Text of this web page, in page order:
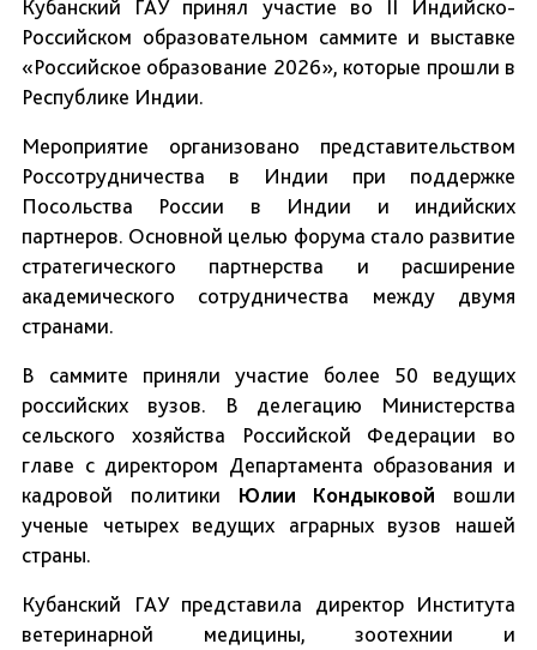
Кубанский ГАУ принял участие во II Индийско-
Российском образовательном саммите и выставке
«Российское образование 2026», которые прошли в
Республике Индии.
Мероприятие организовано представительством
Россотрудничества в Индии при поддержке
Посольства России в Индии и индийских
партнеров. Основной целью форума стало развитие
стратегического партнерства и расширение
академического сотрудничества между двумя
странами.
В саммите приняли участие более 50 ведущих
российских вузов. В делегацию Министерства
сельского хозяйства Российской Федерации во
главе с директором Департамента образования и
кадровой политики Юлии Кондыковой вошли
ученые четырех ведущих аграрных вузов нашей
страны.
Кубанский ГАУ представила директор Института
ветеринарной медицины, зоотехнии и